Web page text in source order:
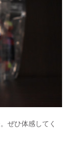
ぜひ体感してく